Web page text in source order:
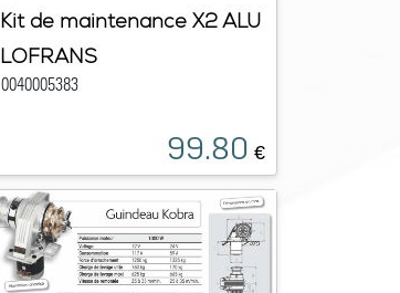
Kit de maintenance X2 ALU
LOFRANS
0040005383
99.80 €